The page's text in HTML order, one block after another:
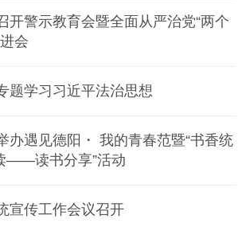
开警示教育会暨全面从严治党“两个
会
题学习习近平法治思想
办遇见德阳・ 我的青春范暨“书香统
——读书分享”活动
宣传工作会议召开